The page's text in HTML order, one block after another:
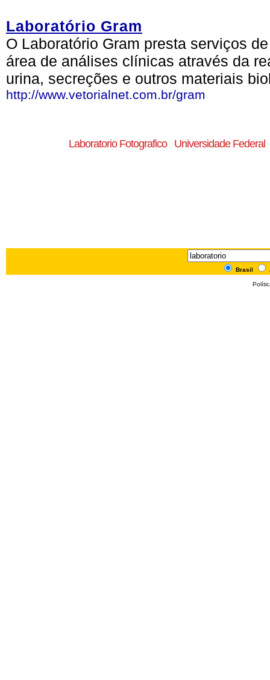
Laboratório Gram
O Laboratório Gram presta serviços
área de análises clínicas através da
urina, secreções e outros materiais
http://www.vetorialnet.com.br/gram
Laboratorio Fotografico Universidade Federal
Brasil